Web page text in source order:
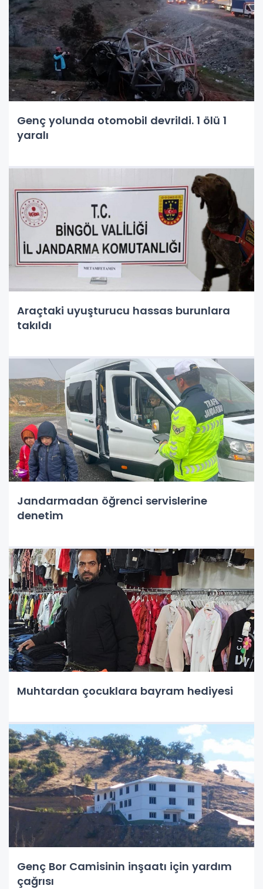
Genç yolunda otomobil devrildi. 1 ölü 1
yaralı
Araçtaki uyuşturucu hassas burunlara
takıldı
Jandarmadan öğrenci servislerine
denetim
Muhtardan çocuklara bayram hediyesi
Genç Bor Camisinin inşaatı için yardım
çağrısı